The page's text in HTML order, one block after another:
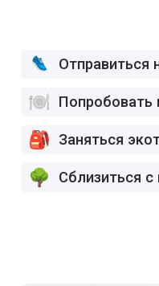
Отправиться
Попробовать
Заняться
Сблизиться с